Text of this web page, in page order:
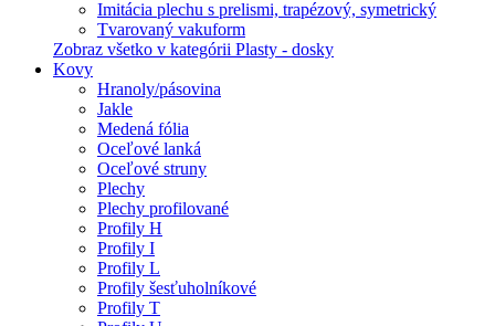
Imitácia plechu s prelismi, trapézový, symetrický
Tvarovaný vakuform
Zobraz všetko v kategórii Plasty - dosky
Kovy
Hranoly/pásovina
Jakle
Medená fólia
Oceľové lanká
Oceľové struny
Plechy
Plechy profilované
Profily H
Profily I
Profily L
Profily šesťuholníkové
Profily T